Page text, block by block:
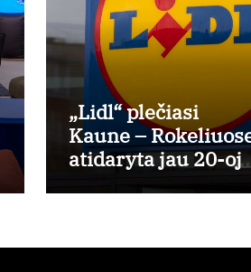
„Lidl“ plečiasi
Kaune –
atidaryta jau 20-oji
parduotuvė mieste